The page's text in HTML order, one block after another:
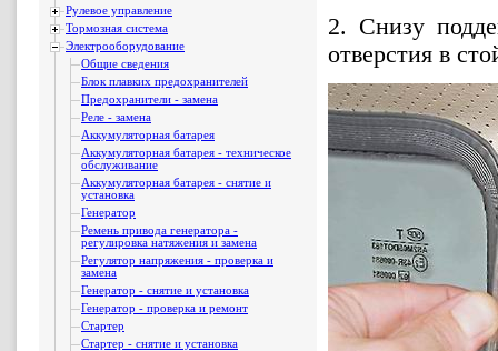
Рулевое управление
Тормозная система
Электрооборудование
Общие сведения
Блок плавких предохранителей
Предохранители - замена
Реле - замена
Аккумуляторная батарея
Аккумуляторная батарея - техническое
обслуживание
Аккумуляторная батарея - снятие и
установка
Генератор
Ремень привода генератора -
регулировка натяжения и замена
Регулятор напряжения - проверка и
замена
Генератор - снятие и установка
Генератор - проверка и ремонт
Стартер
Стартер - снятие и установка
2. Снизу
отверстия в